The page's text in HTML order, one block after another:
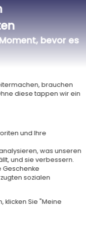
von
personalisiert.
€ Warenwert" mit der
bevor es
brauchen
diese tappen wir ein
und Ihre
was unseren
und sie verbessern.
Geschenke
sozialen
klicken Sie "Meine